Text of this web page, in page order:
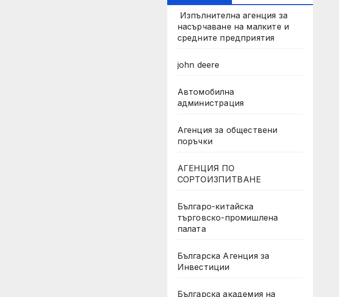
Изпълнителна агенция за
насърчаване на малките и
средните предприятия
john deere
Автомобилна
администрация
Агенция за обществени
поръчки
АГЕНЦИЯ ПО
СОРТОИЗПИТВАНЕ
Българо-китайска
търговско-промишлена
палата
Българска Агенция за
Инвестиции
Българска академия на